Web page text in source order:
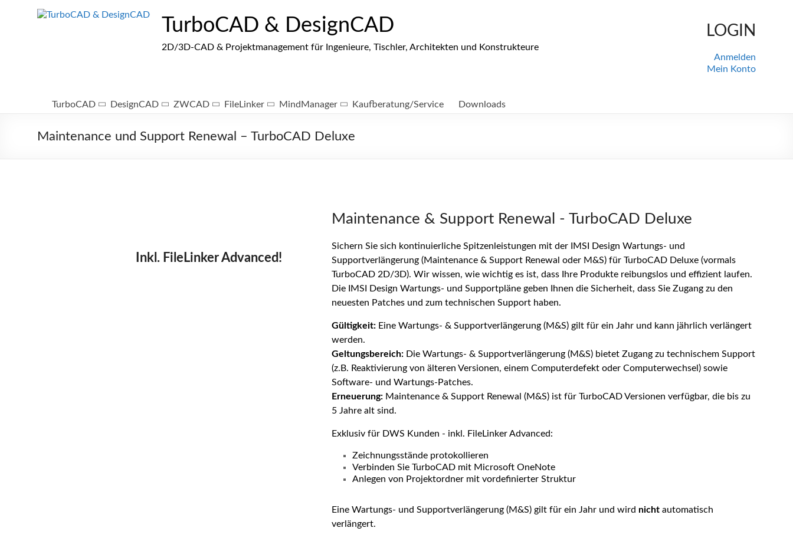
TurboCAD & DesignCAD
2D/3D-CAD & Projektmanagement für Ingenieure, Tischler, Architekten und Konstrukteure
LOGIN
Anmelden
Mein Konto
TurboCAD DesignCAD ZWCAD FileLinker MindManager Kaufberatung/Service Downloads
Maintenance und Support Renewal – TurboCAD Deluxe
Inkl. FileLinker Advanced!
Maintenance & Support Renewal - TurboCAD Deluxe
Sichern Sie sich kontinuierliche Spitzenleistungen mit der IMSI Design Wartungs- und
Supportverlängerung (Maintenance & Support Renewal oder M&S) für TurboCAD Deluxe (vormals
TurboCAD 2D/3D). Wir wissen, wie wichtig es ist, dass Ihre Produkte reibungslos und effizient laufen.
Die IMSI Design Wartungs- und Supportpläne geben Ihnen die Sicherheit, dass Sie Zugang zu den
neuesten Patches und zum technischen Support haben.
Gültigkeit: Eine Wartungs- & Supportverlängerung (M&S) gilt für ein Jahr und kann jährlich verlängert
werden.
Geltungsbereich: Die Wartungs- & Supportverlängerung (M&S) bietet Zugang zu technischem Support
(z.B. Reaktivierung von älteren Versionen, einem Computerdefekt oder Computerwechsel) sowie
Software- und Wartungs-Patches.
Erneuerung: Maintenance & Support Renewal (M&S) ist für TurboCAD Versionen verfügbar, die bis zu
5 Jahre alt sind.
Exklusiv für DWS Kunden - inkl. FileLinker Advanced:
Zeichnungsstände protokollieren
Verbinden Sie TurboCAD mit Microsoft OneNote
Anlegen von Projektordner mit vordefinierter Struktur
Eine Wartungs- und Supportverlängerung (M&S) gilt für ein Jahr und wird nicht automatisch
verlängert.